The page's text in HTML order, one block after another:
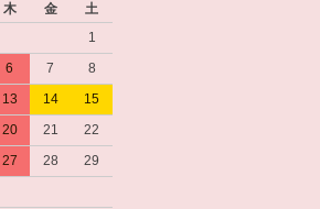
木 金
土
1
6 7
8
13 14
15
20 21
22
27 28
29